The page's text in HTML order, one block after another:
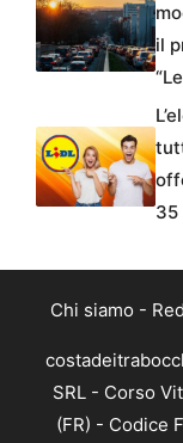
il
35
Chi siamo -
SRL - Corso
(FR) - Codice